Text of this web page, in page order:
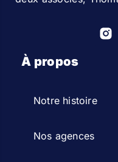
À propos
Notre histoire
Nos agences